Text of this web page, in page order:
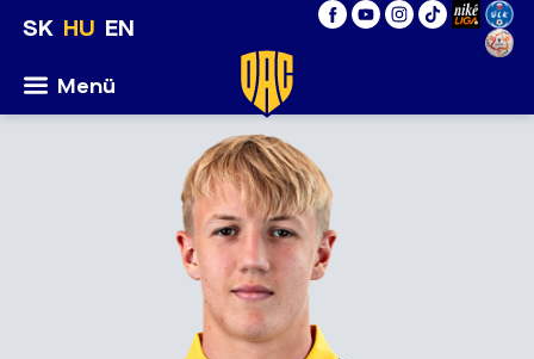
SK HU EN
Menü